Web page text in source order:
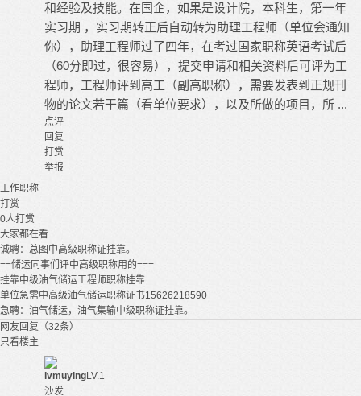
和经验及技能。在国企，如果是设计院，本科生，第一年
实习期 ，实习期转正后自动转为助理工程师（单位会通知
你），助理工程师过了四年，在考过国家职称英语考试后
（60分即过，很容易），提交申请和相关资料后可评为工
程师，工程师评到高工（副高职称），需要发表到正规刊
物的论文若干篇（看单位要求），以及所做的项目，所 ...
点评
回复
打赏
举报
工作职称
打赏
0人打赏
大家都在看
诚聘：总图中高级职称证挂靠。
==储运同事们评中高级职称用的===
挂靠中级油气储运工程师职称挂靠
单位急需中高级油气储运职称证书15626218590
急聘：油气储运，油气集输中级职称证挂靠。
网友回复（32条）
只看楼主
lvmuyingLV.1
沙发